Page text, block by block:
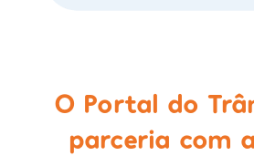
O Portal do
parceria com